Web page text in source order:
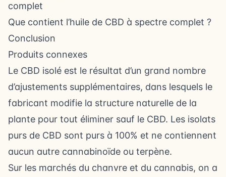
complet
Que contient l’huile de CBD à spectre complet ?
Conclusion
Produits connexes
Le CBD isolé est le résultat d’un grand nombre
d’ajustements supplémentaires, dans lesquels le
fabricant modifie la structure naturelle de la
plante pour tout éliminer sauf le CBD. Les isolats
purs de CBD sont purs à 100% et ne contiennent
aucun autre cannabinoïde ou terpène.
Sur les marchés du chanvre et du cannabis, on a